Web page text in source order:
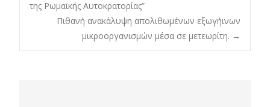
navigation
της Ρωμαϊκής Αυτοκρατορίας”
Πιθανή ανακάλυψη απολιθωμένων εξωγήινων
μικροοργανισμών μέσα σε μετεωρίτη. →